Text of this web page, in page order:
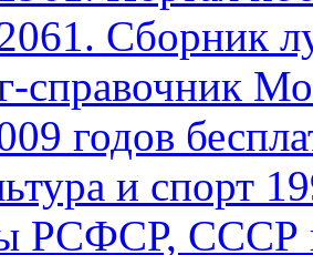
Сборник
справочник
годов
и спорт
РСФСР, СССР и